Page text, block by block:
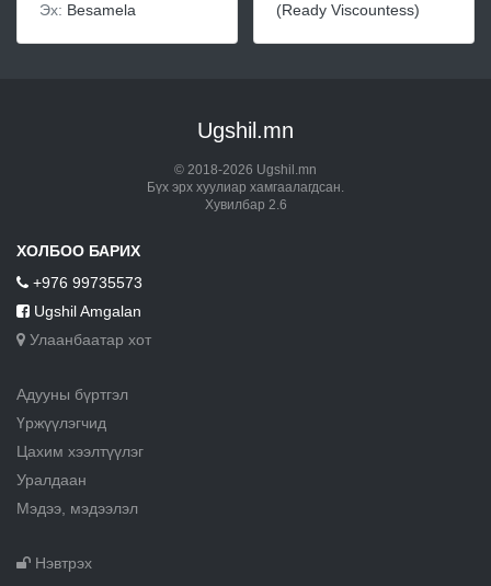
Эх: Besamela
(Ready Viscountess)
Ugshil.mn
© 2018-2026 Ugshil.mn
Бүх эрх хуулиар хамгаалагдсан.
Хувилбар 2.6
ХОЛБОО БАРИХ
+976 99735573
Ugshil Amgalan
Улаанбаатар хот
Адууны бүртгэл
Үржүүлэгчид
Цахим хээлтүүлэг
Уралдаан
Мэдээ, мэдээлэл
Нэвтрэх